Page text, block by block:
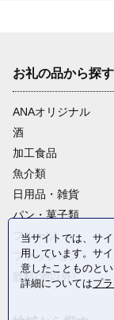
お礼の品から探す
ANAオリジナル
酒
加工食品
魚介類
日用品・雑貨
パン・菓子類
フルーツ
ファッション
飲料(酒以外)
当サイトでは、サ
用しています。サ
意したことものとい
詳細についてはプ